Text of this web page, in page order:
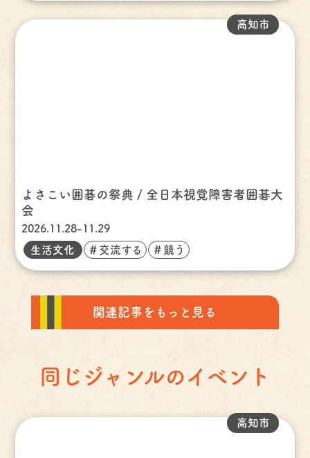
よさこい囲碁の祭典 / 全日本視覚障害者囲碁大
会
2026.11.28-11.29
高知市
生活文化 ＃交流する ＃競う
関連記事をもっと見る
同じジャンルのイベント
高知市